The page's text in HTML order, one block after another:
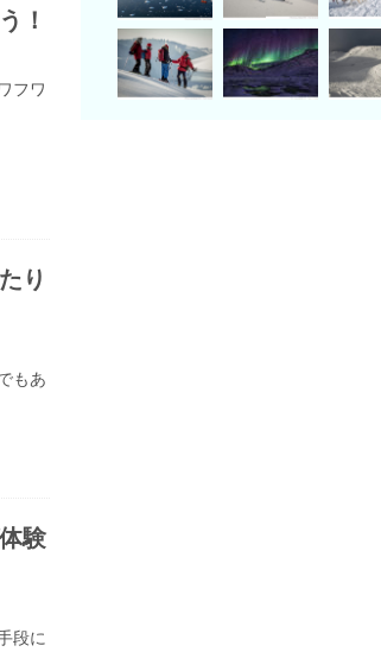
！
フワ
り
もあ
験
段に